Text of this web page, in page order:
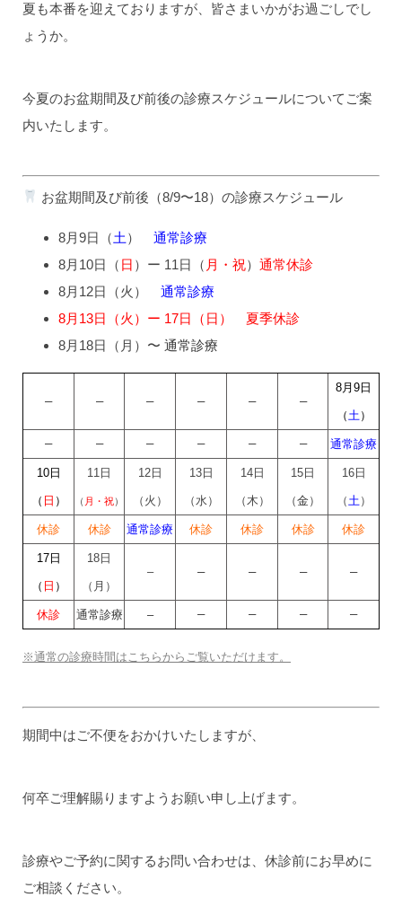
夏も本番を迎えておりますが、皆さまいかがお過ごしでし
ょうか。
今夏のお盆期間及び前後の診療スケジュールについてご案
内いたします。
お盆期間及び前後（8/9〜18）の診療スケジュール
8月9日（土 ） 通常診療
8月10日（ 日 ）ー 11日（ 月・祝） 通常休診
8月12日（火） 通常診療
8月13日（火）ー 17日（日） 夏季休診
8月18日（月）〜 通常診療
– – – – – –
8月9日
（ 土 ）
– – – – – – 通常診療
10日
（ 日 ）
11日
（ 月・祝）
12日
（火）
13日
（水）
14日
（木）
15日
（金）
16日
（ 土 ）
休診 休診 通常診療 休診 休診 休診 休診
17日
（ 日 ）
18日
（月）
– – – – –
休診 通常診療 – – – – –
※通常の診療時間はこちらからご覧いただけます。
期間中はご不便をおかけいたしますが、
何卒ご理解賜りますようお願い申し上げます。
診療やご予約に関するお問い合わせは、休診前にお早めに
ご相談ください。